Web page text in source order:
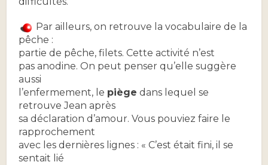
Par ailleurs, on retrouve la vocabulaire de la
pêche :
partie de pêche, filets. Cette activité n’est
pas anodine. On peut penser qu’elle suggère
aussi
l’enfermement, le piège dans lequel se
retrouve Jean après
sa déclaration d’amour. Vous pouviez faire le
rapprochement
avec les dernières lignes : « C’est était fini, il se
sentait lié